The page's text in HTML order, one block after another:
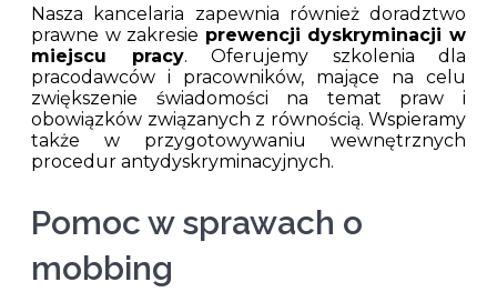
Nasza kancelaria zapewnia również doradztwo
prawne w zakresie prewencji dyskryminacji w
miejscu pracy. Oferujemy szkolenia dla
pracodawców i pracowników, mające na celu
zwiększenie świadomości na temat praw i
obowiązków związanych z równością. Wspieramy
także w przygotowywaniu wewnętrznych
procedur antydyskryminacyjnych.
Pomoc w sprawach o
mobbing